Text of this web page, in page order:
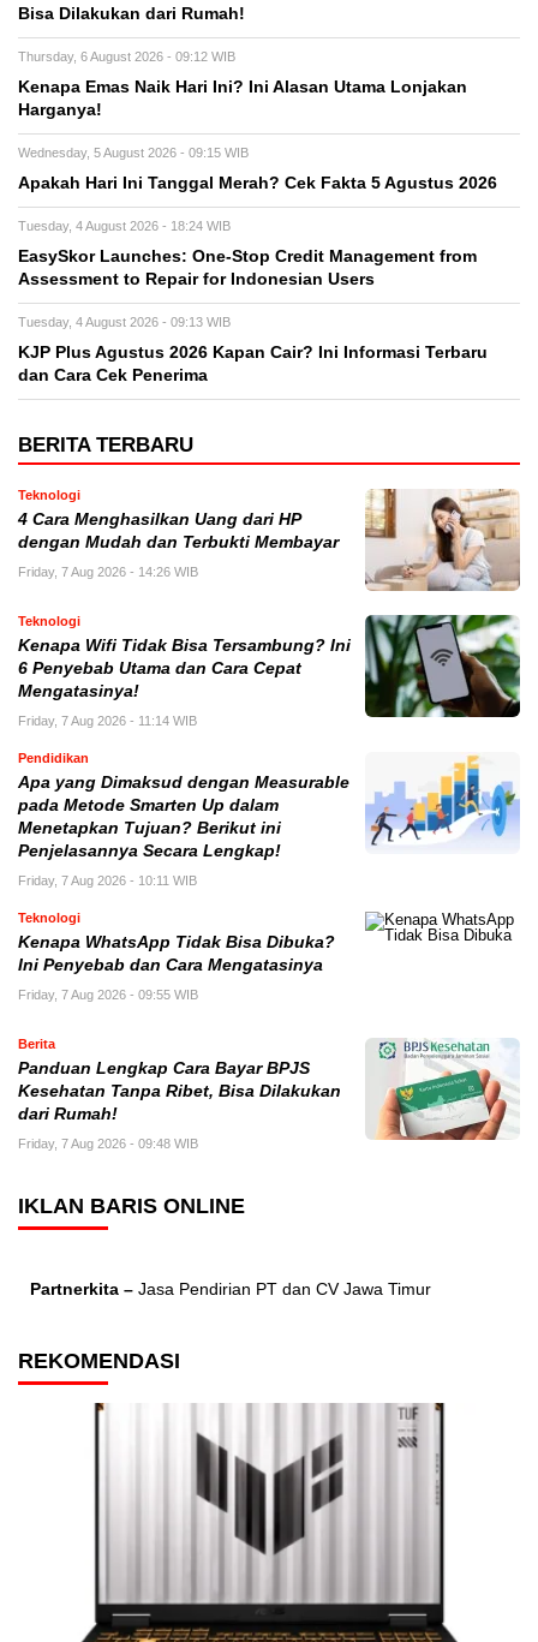
Bisa Dilakukan dari Rumah!
Thursday, 6 August 2026 - 09:12 WIB
Kenapa Emas Naik Hari Ini? Ini Alasan Utama Lonjakan
Harganya!
Wednesday, 5 August 2026 - 09:15 WIB
Apakah Hari Ini Tanggal Merah? Cek Fakta 5 Agustus 2026
Tuesday, 4 August 2026 - 18:24 WIB
EasySkor Launches: One-Stop Credit Management from
Assessment to Repair for Indonesian Users
Tuesday, 4 August 2026 - 09:13 WIB
KJP Plus Agustus 2026 Kapan Cair? Ini Informasi Terbaru
dan Cara Cek Penerima
BERITA TERBARU
Teknologi
4 Cara Menghasilkan Uang dari HP
dengan Mudah dan Terbukti Membayar
Friday, 7 Aug 2026 - 14:26 WIB
Teknologi
Kenapa Wifi Tidak Bisa Tersambung? Ini
6 Penyebab Utama dan Cara Cepat
Mengatasinya!
Friday, 7 Aug 2026 - 11:14 WIB
Pendidikan
Apa yang Dimaksud dengan Measurable
pada Metode Smarten Up dalam
Menetapkan Tujuan? Berikut ini
Penjelasannya Secara Lengkap!
Friday, 7 Aug 2026 - 10:11 WIB
Teknologi
Kenapa WhatsApp Tidak Bisa Dibuka?
Ini Penyebab dan Cara Mengatasinya
Friday, 7 Aug 2026 - 09:55 WIB
Berita
Panduan Lengkap Cara Bayar BPJS
Kesehatan Tanpa Ribet, Bisa Dilakukan
dari Rumah!
Friday, 7 Aug 2026 - 09:48 WIB
IKLAN BARIS ONLINE
Partnerkita – Jasa Pendirian PT dan CV Jawa Timur
REKOMENDASI